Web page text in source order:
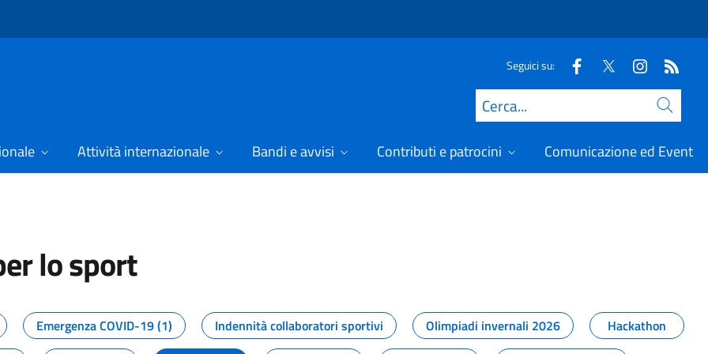
Seguici su:
Cerca
Attività internazionale Bandi e avvisi Contributi e patrocini Comunicazione ed Eventi
lo sport
dal Dipartimento per lo sport
Emergenza COVID-19 (1) Indennità collaboratori sportivi Olimpiadi invernali 2026
Hackathon